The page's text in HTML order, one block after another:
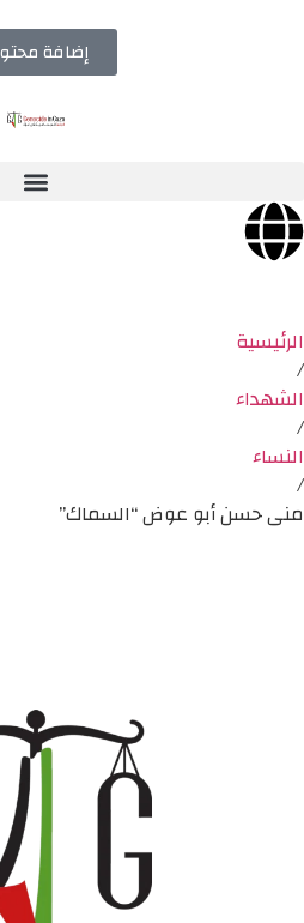
إضافة
الرئيسية
/
الشهداء
/
النساء
/
منى حسن أبو عوض “السماك”